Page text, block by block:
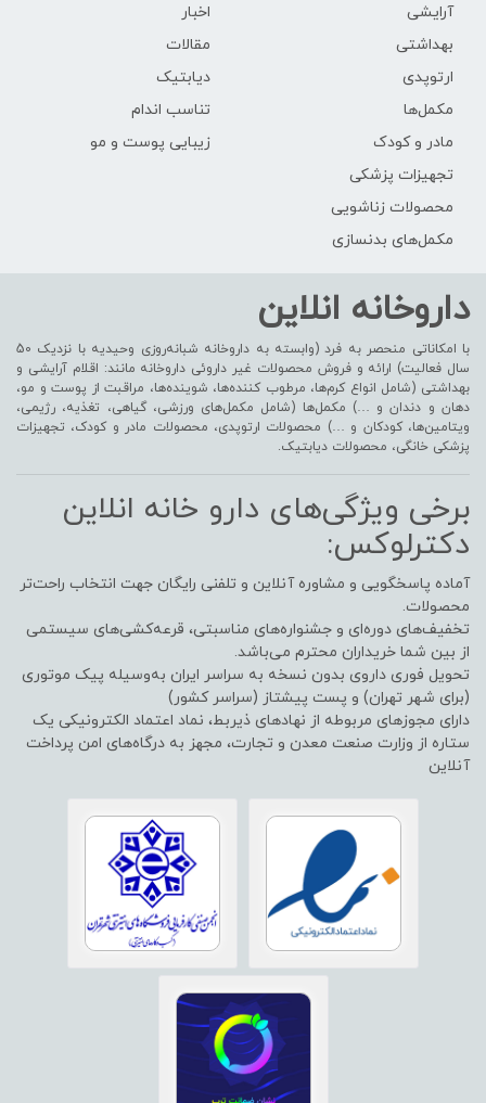
آرایشی
بهداشتی
ارتوپدی
مکمل‌ها
مادر و کودک
تجهیزات پزشکی
محصولات زناشویی
مکمل‌های بدنسازی
اخبار
مقالات
دیابتیک
تناسب اندام
زیبایی پوست و مو
داروخانه انلاین
با امکاناتی منحصر به فرد (وابسته به داروخانه شبانه‌روزی وحیدیه با نزدیک 50
سال فعالیت) ارائه و فروش محصولات غیر داروئی داروخانه مانند: اقلام آرایشی و
بهداشتی (شامل انواع کرم‌ها، مرطوب کننده‌ها، شوینده‌ها، مراقبت از پوست و مو،
دهان و دندان و …) مکمل‌ها (شامل مکمل‌های ورزشی، گیاهی، تغذیه، رژیمی،
ویتامین‌ها، کودکان و …) محصولات ارتوپدی، محصولات مادر و کودک، تجهیزات
پزشکی خانگی، محصولات دیابتیک.
برخی ویژگی‌های دارو خانه انلاین
دکترلوکس:
آماده پاسخگویی و مشاوره آنلاین و تلفنی رایگان جهت انتخاب راحت‌تر
محصولات.
تخفیف‌های دوره‌ای و جشنواره‌های مناسبتی، قرعه‌کشی‌های سیستمی
از بین شما خریداران محترم می‌باشد.
تحویل فوری داروی بدون نسخه به سراسر ایران به‌وسیله پیک موتوری
(برای شهر تهران) و پست پیشتاز (سراسر کشور)
دارای مجوزهای مربوطه از نهادهای ذیربط، نماد اعتماد الکترونیکی یک
ستاره از وزارت صنعت معدن و تجارت، مجهز به درگاه‌های امن پرداخت
آنلاین